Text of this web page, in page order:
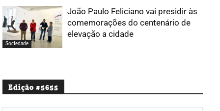
Sociedade
João Paulo Feliciano vai presidir às
comemorações do centenário de
elevação a cidade
Edição #5655